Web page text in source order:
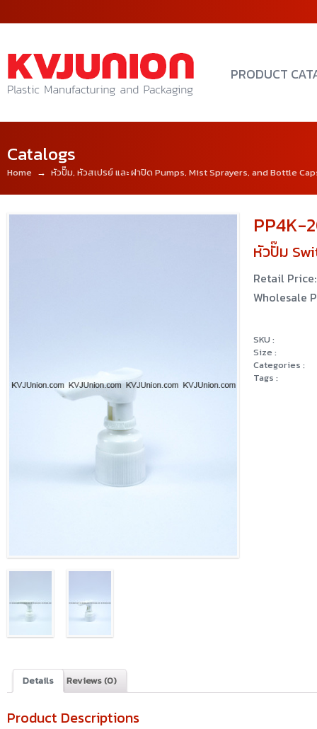
PRODUCT
Catalogs
Home → หัวปั๊ม, หัวสเปรย์ และ ฝาปิด Pumps, Mist Sprayers, and Bottle
PP4K-
หัวปั๊ม
Retail Price:
Wholesale
SKU :
Size :
Categories :
Tags :
Details Reviews (0)
Product Descriptions